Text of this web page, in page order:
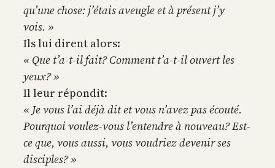
qu’une chose: j’étais aveugle et à présent j’y
vois. »
Ils lui dirent alors:
« Que t’a-t-il fait? Comment t’a-t-il ouvert les
yeux? »
Il leur répondit:
« Je vous l’ai déjà dit et vous n’avez pas écouté.
Pourquoi voulez-vous l’entendre à nouveau? Est-
ce que, vous aussi, vous voudriez devenir ses
disciples? »